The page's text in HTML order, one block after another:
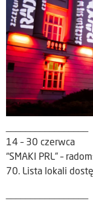
14 – 30 czerwca
“SMAKI PRL” –
70. Lista lokali